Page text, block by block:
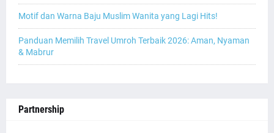
Motif dan Warna Baju Muslim Wanita yang Lagi Hits!
Panduan Memilih Travel Umroh Terbaik 2026: Aman, Nyaman
& Mabrur
Partnership